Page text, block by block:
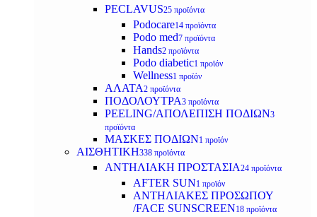
PECLAVUS25 προϊόντα
Podocare14 προϊόντα
Podo med7 προϊόντα
Hands2 προϊόντα
Podo diabetic1 προϊόν
Wellness1 προϊόν
ΑΛΑΤΑ2 προϊόντα
ΠΟΔΟΛΟΥΤΡΑ3 προϊόντα
PEELING/ΑΠΟΛΕΠΙΣΗ ΠΟΔΙΩΝ3
προϊόντα
ΜΑΣΚΕΣ ΠΟΔΙΩΝ1 προϊόν
ΑΙΣΘΗΤΙΚΗ338 προϊόντα
ΑΝΤΗΛΙΑΚΗ ΠΡΟΣΤΑΣΙΑ24 προϊόντα
AFTER SUN1 προϊόν
ΑΝΤΗΛΙΑΚΕΣ ΠΡΟΣΩΠΟΥ
/FACE SUNSCREEN18 προϊόντα